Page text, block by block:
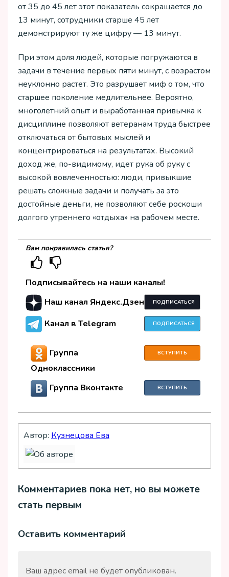
от 35 до 45 лет этот показатель сокращается до
13 минут, сотрудники старше 45 лет
демонстрируют ту же цифру — 13 минут.
При этом доля людей, которые погружаются в
задачи в течение первых пяти минут, с возрастом
неуклонно растет. Это разрушает миф о том, что
старшее поколение медлительнее. Вероятно,
многолетний опыт и выработанная привычка к
дисциплине позволяют ветеранам труда быстрее
отключаться от бытовых мыслей и
концентрироваться на результатах. Высокий
доход же, по-видимому, идет рука об руку с
высокой вовлеченностью: люди, привыкшие
решать сложные задачи и получать за это
достойные деньги, не позволяют себе роскоши
долгого утреннего «отдыха» на рабочем месте.
Вам понравилась статья?
Подписывайтесь на наши каналы!
Наш канал Яндекс.Дзен
ПОДПИСАТЬСЯ
Канал в Telegram ПОДПИСАТЬСЯ
Группа
Одноклассники
ВСТУПИТЬ
Группа Вконтакте ВСТУПИТЬ
Автор: Кузнецова Ева
Комментариев пока нет, но вы можете
стать первым
Оставить комментарий
Ваш адрес email не будет опубликован.